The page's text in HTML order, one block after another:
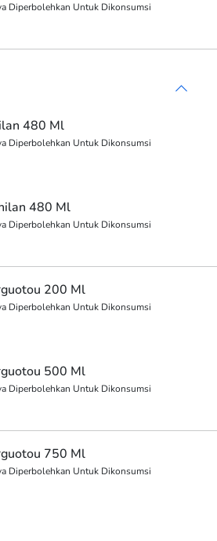
Diperbolehkan Untuk Dikonsumsi
480 Ml
Diperbolehkan Untuk Dikonsumsi
480 Ml
Diperbolehkan Untuk Dikonsumsi
200 Ml
Diperbolehkan Untuk Dikonsumsi
500 Ml
Diperbolehkan Untuk Dikonsumsi
750 Ml
Diperbolehkan Untuk Dikonsumsi